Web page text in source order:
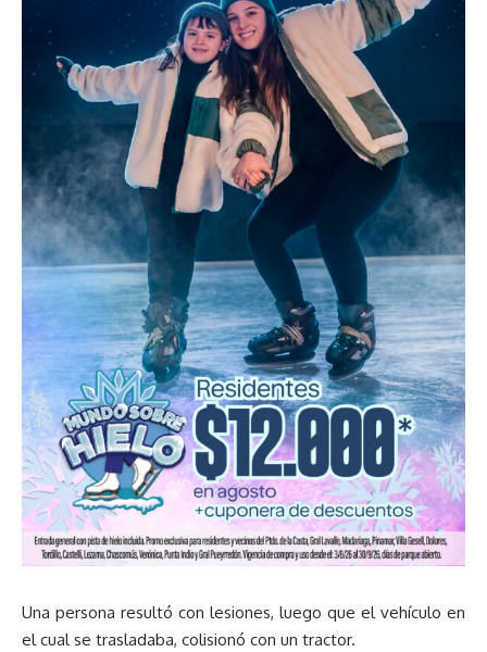
Una persona resultó con lesiones, luego que el vehículo en
el cual se trasladaba, colisionó con un tractor.